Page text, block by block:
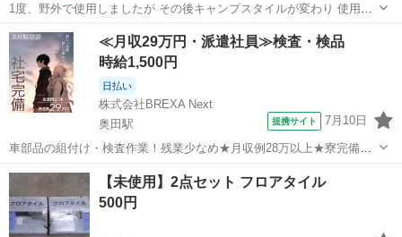
1度、野外で使用しましたが その後キャンプスタイルが変わり 使用頻
度がなくなったためこの価格でお譲りします。 60Lボックス：使用サ
イズ（約長54×幅37×高30cm）、重量（約2.5kg）、付属品（PE補強板
2枚、仕切り...
愛知 稲沢市 奥田駅 その他
≪月収29万円・派遣社員≫検査・検品
時給1,500円
日払い
株式会社BREXA Next
奥田駅
提携サイト 7月10日
車部品の組付け・検査作業！残業少なめ★月収例28万以上★寮完備！
赴任旅費会社負担なので遠方の方も安心♪マイカー通勤OK！未経験の
方活躍中！食堂利用可！20代、30代、40代の男女活躍中！《愛知県稲
沢市》 人気の工場のお仕事...
愛知 稲沢市 奥田駅 その他
【未使用】2点セット フロアタイル
500円